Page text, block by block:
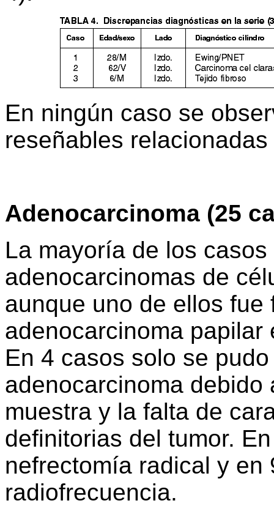
En ningún caso se
reseñables
Adenocarcinoma (25
La mayoría de los
adenocarcinomas de
aunque uno de ellos
adenocarcinoma
En 4 casos solo se
adenocarcinoma
muestra y la falta de
definitorias del tumor.
nefrectomía radical y en
radiofrecuencia.